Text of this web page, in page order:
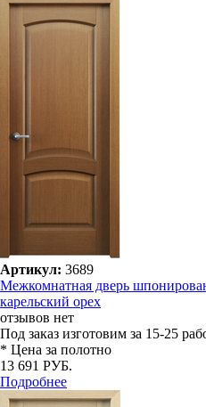
Артикул: 3689
Межкомнатная дверь
карельский орех
отзывов нет
Под заказ изготовим за 15-25
* Цена за полотно
13 691 РУБ.
Подробнее